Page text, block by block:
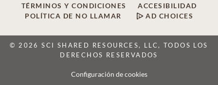
TÉRMINOS Y CONDICIONES
ACCESIBILIDAD
POLÍTICA DE NO LLAMAR
AD CHOICES
© 2026 SCI SHARED RESOURCES, LLC, TODOS LOS
DERECHOS RESERVADOS
Configuración de cookies